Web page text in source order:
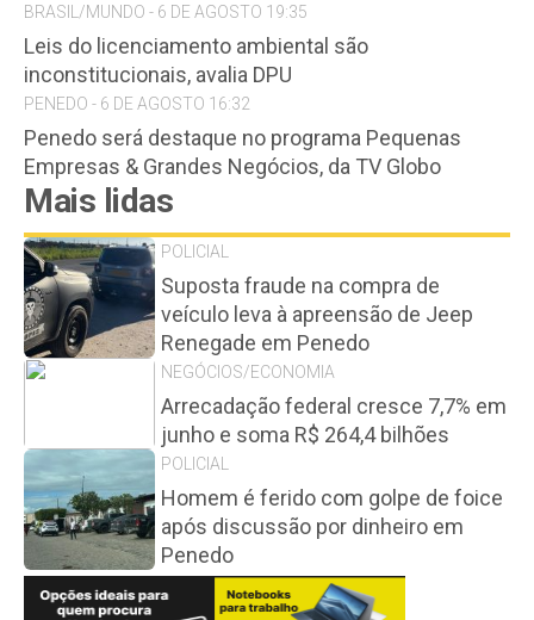
BRASIL/MUNDO - 6 DE AGOSTO 19:35
Leis do licenciamento ambiental são
inconstitucionais, avalia DPU
PENEDO - 6 DE AGOSTO 16:32
Penedo será destaque no programa Pequenas
Empresas & Grandes Negócios, da TV Globo
Mais lidas
POLICIAL
Suposta fraude na compra de
veículo leva à apreensão de Jeep
Renegade em Penedo
NEGÓCIOS/ECONOMIA
Arrecadação federal cresce 7,7% em
junho e soma R$ 264,4 bilhões
POLICIAL
Homem é ferido com golpe de foice
após discussão por dinheiro em
Penedo